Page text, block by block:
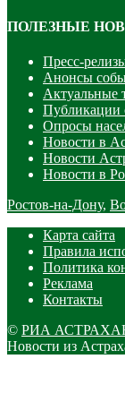
ПОЛЕЗНЫЕ
Пресс-
Анонсы
Актуальные
Публикации
Опросы
Новости в
Новости
Новости в
Ростов-на-Дону,
Карта сайта
Правила
Политика
Реклама
Контакты
© РИА
Новости из